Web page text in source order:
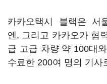
카카오택시 블랙은 서
엔, 그리고 카카오가 협
급 고급 차량 약 100대
수료한 200여 명의 기사